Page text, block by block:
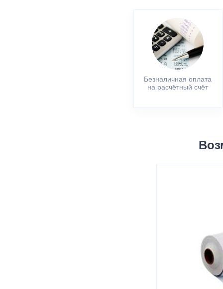
Безналичная оплата
на расчётный счёт